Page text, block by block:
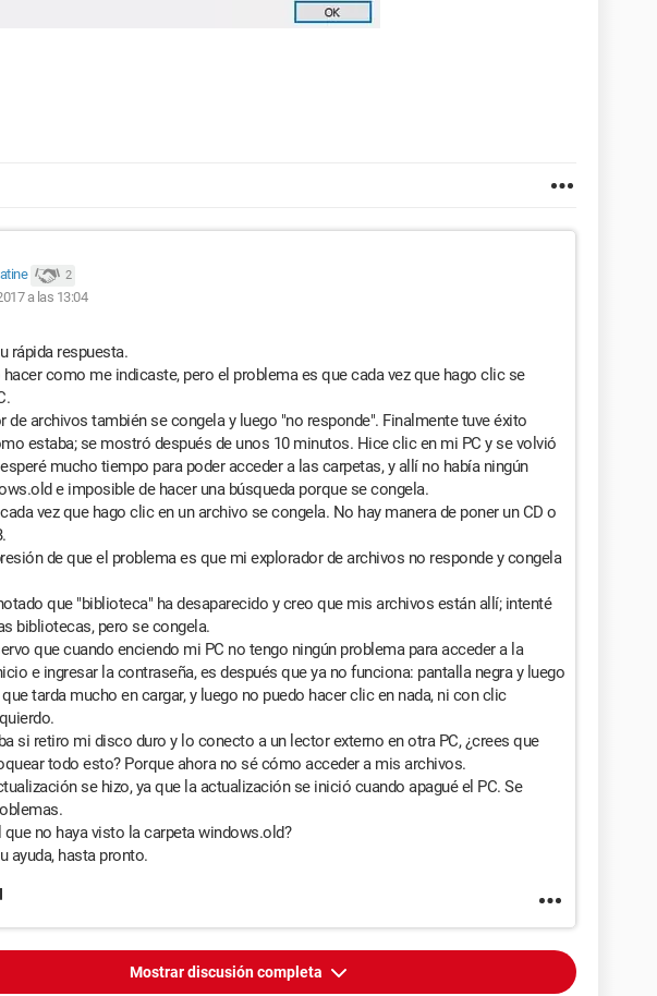
2
a las 13:04
rápida respuesta.
como me indicaste, pero el problema es que cada vez que hago clic se
de archivos también se congela y luego "no responde". Finalmente tuve éxito
estaba; se mostró después de unos 10 minutos. Hice clic en mi PC y se volvió
mucho tiempo para poder acceder a las carpetas, y allí no había ningún
e imposible de hacer una búsqueda porque se congela.
vez que hago clic en un archivo se congela. No hay manera de poner un CD o
de que el problema es que mi explorador de archivos no responde y congela
que "biblioteca" ha desaparecido y creo que mis archivos están allí; intenté
bibliotecas, pero se congela.
que cuando enciendo mi PC no tengo ningún problema para acceder a la
e ingresar la contraseña, es después que ya no funciona: pantalla negra y luego
tarda mucho en cargar, y luego no puedo hacer clic en nada, ni con clic
si retiro mi disco duro y lo conecto a un lector externo en otra PC, ¿crees que
todo esto? Porque ahora no sé cómo acceder a mis archivos.
se hizo, ya que la actualización se inició cuando apagué el PC. Se
que no haya visto la carpeta windows.old?
ayuda, hasta pronto.
Mostrar discusión completa